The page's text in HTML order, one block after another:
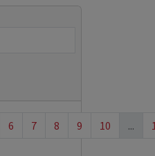
6 7 8 9 10 ...